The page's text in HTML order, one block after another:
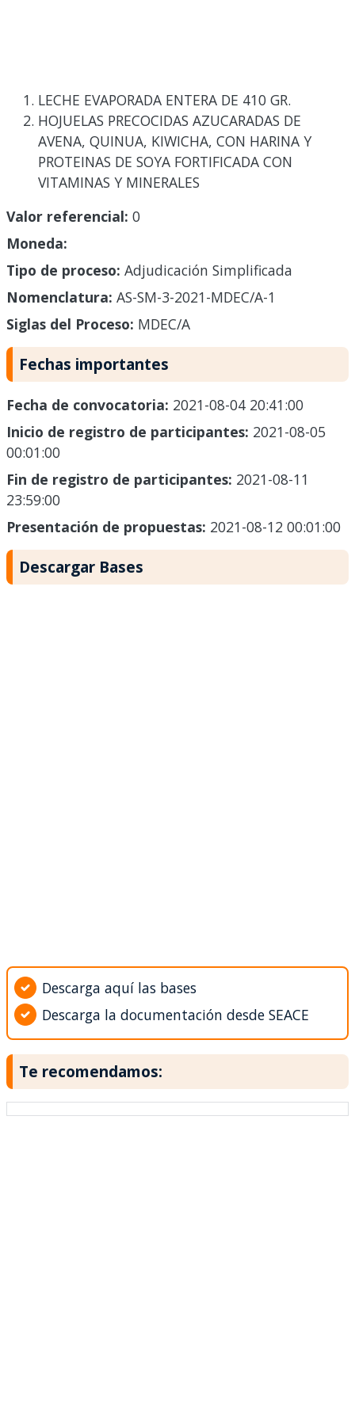
LECHE EVAPORADA ENTERA DE 410 GR.
HOJUELAS PRECOCIDAS AZUCARADAS DE
AVENA, QUINUA, KIWICHA, CON HARINA Y
PROTEINAS DE SOYA FORTIFICADA CON
VITAMINAS Y MINERALES
Valor referencial: 0
Moneda:
Tipo de proceso: Adjudicación Simplificada
Nomenclatura: AS-SM-3-2021-MDEC/A-1
Siglas del Proceso: MDEC/A
Fechas importantes
Fecha de convocatoria: 2021-08-04 20:41:00
Inicio de registro de participantes: 2021-08-05
00:01:00
Fin de registro de participantes: 2021-08-11
23:59:00
Presentación de propuestas: 2021-08-12 00:01:00
Descargar Bases
Descarga aquí las bases
Descarga la documentación desde SEACE
Te recomendamos: